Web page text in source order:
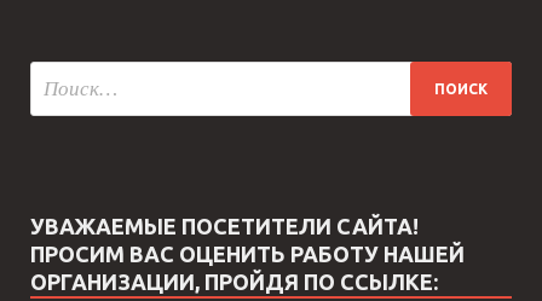
УВАЖАЕМЫЕ ПОСЕТИТЕЛИ САЙТА!
ПРОСИМ ВАС ОЦЕНИТЬ РАБОТУ НАШЕЙ
ОРГАНИЗАЦИИ, ПРОЙДЯ ПО ССЫЛКЕ: